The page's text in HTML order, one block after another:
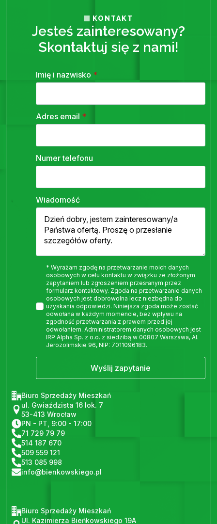
KONTAKT
Jesteś zainteresowany?
Skontaktuj się z nami!
Imię i nazwisko *
Adres email *
Numer telefonu
Wiadomość
* Wyrażam zgodę na przetwarzanie moich danych
osobowych w celu kontaktu w związku ze złożonym
zapytaniem lub zgłoszeniem przesłanym przez
formularz kontaktowy. Zgoda na przetwarzanie danych
osobowych jest dobrowolna lecz niezbędna do
uzyskania odpowiedzi. Niniejsza zgoda może zostać
odwołana w każdym momencie, bez wpływu na
zgodność przetwarzania z prawem przed jej
odwołaniem. Administratorem danych osobowych jest
IRP Alpha Sp. z o.o. z siedzibą w 00807 Warszawa, Al.
Jerozolimskie 96, NIP: 7011096183.
Wyślij zapytanie
Biuro Sprzedaży Mieszkań
ul. Gwiaździsta 16 lok. 7
53-413 Wrocław
PN - PT, 9:00 - 17:00
71 729 79 79
514 187 670
509 559 121
513 085 998
info@bienkowskiego.pl
Biuro Sprzedaży Mieszkań
Ul. Kazimierza Bieńkowskiego 19A